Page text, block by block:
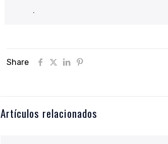
.
Share
Artículos relacionados